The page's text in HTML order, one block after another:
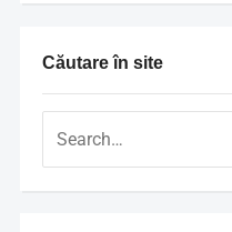
Căutare în site